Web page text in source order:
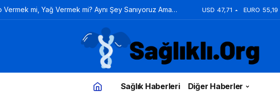
Vermek mi, Yağ Vermek mi? Aynı Şey Sanıyoruz Ama USD 47,71 EURO 55,19
Sağlık Haberleri Diğer Haberler